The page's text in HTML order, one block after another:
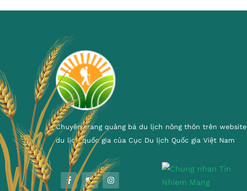
Chuyên trang quảng bá du lịch nông thôn trên website
du lịch quốc gia của Cục Du lịch Quốc gia Việt Nam